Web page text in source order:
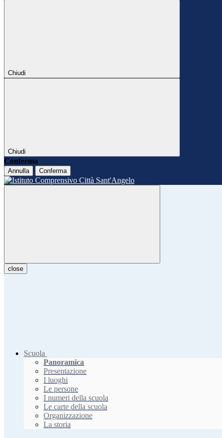
Chiudi
Chiudi
Conferma
Annulla Conferma
close
Scuola
Panoramica
Presentazione
I luoghi
Le persone
I numeri della scuola
Le carte della scuola
Organizzazione
La storia